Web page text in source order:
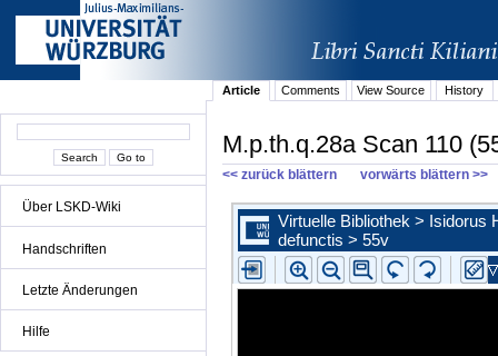
Über LSKD-Wiki
Handschriften
Letzte Änderungen
Hilfe
Article Comments View Source History
M.p.th.q.28a Scan 110
<< zurück blättern vorwärts blättern >>